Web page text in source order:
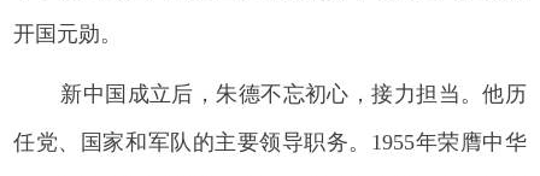
开国元勋。
新中国成立后，朱德不忘初心，接力担当。他历
任党、国家和军队的主要领导职务。1955年荣膺中华